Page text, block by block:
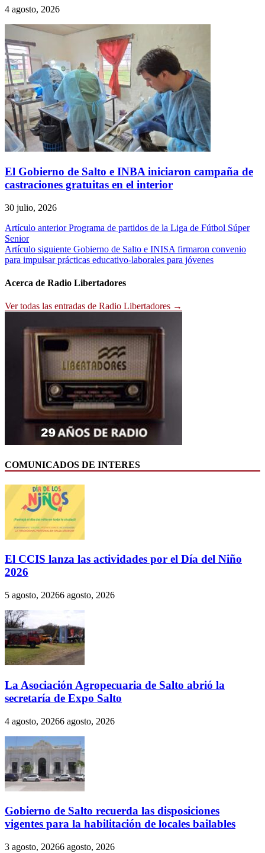
4 agosto, 2026
El Gobierno de Salto e INBA iniciaron campaña de
castraciones gratuitas en el interior
30 julio, 2026
Navegación
de
entradas
Artículo anterior Programa de partidos de la Liga de Fútbol Súper
Senior
Artículo siguiente Gobierno de Salto e INISA firmaron convenio
para impulsar prácticas educativo-laborales para jóvenes
Acerca de Radio Libertadores
Ver todas las entradas de Radio Libertadores →
COMUNICADOS DE INTERES
El CCIS lanza las actividades por el Día del Niño
2026
5 agosto, 20266 agosto, 2026
La Asociación Agropecuaria de Salto abrió la
secretaría de Expo Salto
4 agosto, 20266 agosto, 2026
Gobierno de Salto recuerda las disposiciones
vigentes para la habilitación de locales bailables
3 agosto, 20266 agosto, 2026